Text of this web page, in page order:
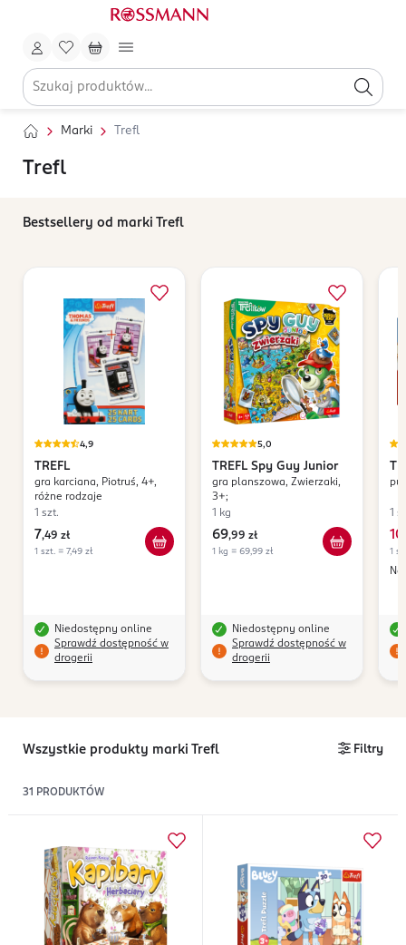
Marki Trefl
Trefl
Bestsellery od marki Trefl
4,9
TREFL
gra karciana, Piotruś, 4+,
różne rodzaje
1 szt.
7,49 zł
1 szt. = 7,49 zł
Niedostępny online
Sprawdź dostępność w
drogerii
5,0
TREFL Spy Guy Junior
gra planszowa, Zwierzaki,
3+;
1 kg
69,99 zł
1 kg = 69,99 zł
Niedostępny online
Sprawdź dostępność w
drogerii
1
10
1
Wszystkie produkty marki Trefl Filtry
31 PRODUKTÓW